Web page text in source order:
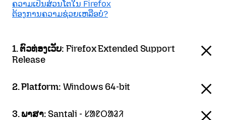
ຄວາມເປັນສ່ວນໂຕໃນ Firefox
ຕ້ອງການຄວາມຊ່ວຍເຫລືອບໍ?
1. ຕົວທ່ອງເວັບ: Firefox Extended Support
Release
2. Platform: Windows 64-bit
3. ພາສາ: Santali - ᱥᱟᱱᱛᱟᱲᱤ